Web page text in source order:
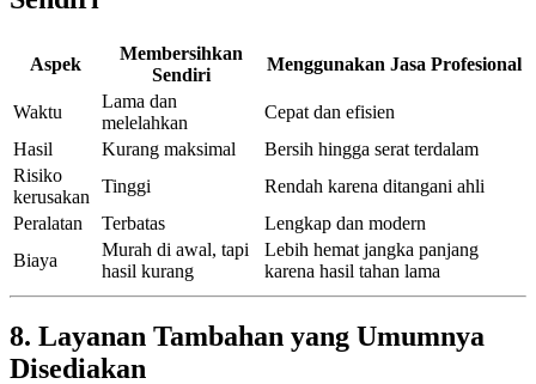
Aspek
Membersihkan
Sendiri
Menggunakan Jasa Profesional
Waktu
Lama dan
melelahkan
Cepat dan efisien
Hasil
Kurang maksimal
Bersih hingga serat terdalam
Risiko
kerusakan
Tinggi
Rendah karena ditangani ahli
Peralatan
Terbatas
Lengkap dan modern
Biaya
Murah di awal, tapi
hasil kurang
Lebih hemat jangka panjang
karena hasil tahan lama
8. Layanan Tambahan yang Umumnya
Disediakan